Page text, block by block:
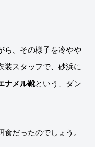
ら、その様子を冷やや
装スタッフで、砂浜に
ナメル靴という、ダン
だったのでしょう。